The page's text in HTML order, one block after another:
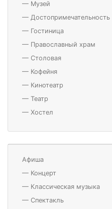
— Музей
— Достопримечательность
— Гостиница
— Православный храм
— Столовая
— Кофейня
— Кинотеатр
— Театр
— Хостел
Афиша
— Концерт
— Классическая музыка
— Спектакль